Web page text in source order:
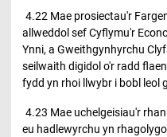
4.22 Mae prosiectau'r
allweddol sef Cyflymu'r
Ynni, a Gweithgynhyrchu
seilwaith digidol o'r radd
fydd yn rhoi llwybr i bobl leol
4.23 Mae uchelgeisiau'r
eu hadlewyrchu yn